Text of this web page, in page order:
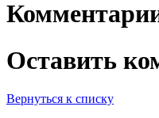
Оставить
Вернуться к списку